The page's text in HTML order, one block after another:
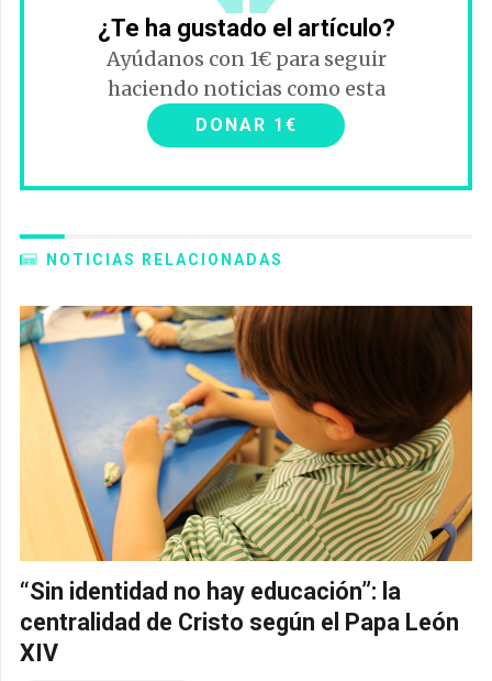
¿Te ha gustado el artículo?
Ayúdanos con 1€ para seguir
haciendo noticias como esta
DONAR 1€
NOTICIAS RELACIONADAS
“Sin identidad no hay educación”: la
centralidad de Cristo según el Papa León
XIV